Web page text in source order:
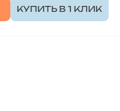
КУПИТЬ В 1 КЛИК